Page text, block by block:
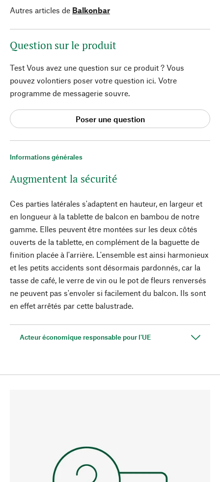
Informations générales
Augmentent la sécurité
Ces parties latérales s'adaptent en hauteur, en largeur et
en longueur à la tablette de balcon en bambou de notre
gamme. Elles peuvent être montées sur les deux côtés
ouverts de la tablette, en complément de la baguette de
finition placée à l'arrière. L'ensemble est ainsi harmonieux
et les petits accidents sont désormais pardonnés, car la
tasse de café, le verre de vin ou le pot de fleurs renversés
ne peuvent pas s'envoler si facilement du balcon. Ils sont
en effet arrêtés par cette balustrade.
Acteur économique responsable pour l'UE
Autres articles de Balkonbar
Question sur le produit
Test Vous avez une question sur ce produit ? Vous
pouvez volontiers poser votre question ici. Votre
programme de messagerie souvre.
Poser une question